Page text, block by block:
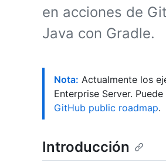
en acciones de
Java con Gradle.
Nota: Actualmente los
Enterprise Server.
GitHub public roadmap.
Introducción